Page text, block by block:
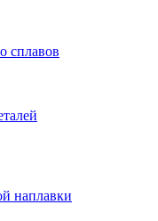
сплавов
наплавки